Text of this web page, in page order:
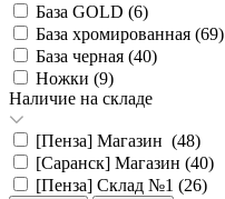
База GOLD (6)
База хромированная (69)
База черная (40)
Ножки (9)
Наличие на складе
[Пенза] Магазин (48)
[Саранск] Магазин (40)
[Пенза] Склад №1 (26)